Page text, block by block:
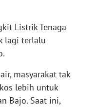
Listrik Tenaga
lagi terlalu
masyarakat tak
lebih untuk
Bajo. Saat ini,